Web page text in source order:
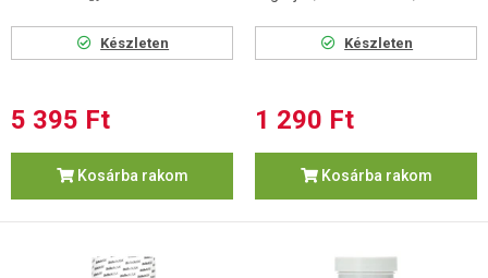
Készleten
5 395 Ft
Kosárba rakom
Készleten
1 290 Ft
Kosárba rakom